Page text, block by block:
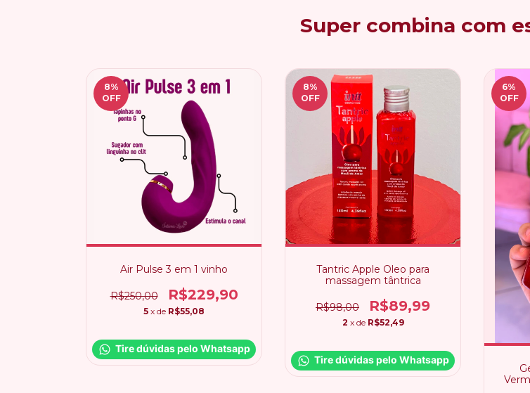
Super combina com
8%
OFF
Air Pulse 3 em 1 vinho
R$250,00 R$229,90
5 x de R$55,08
Tire dúvidas pelo Whatsapp
8%
OFF
Tantric Apple Oleo para
massagem tântrica
R$98,00 R$89,99
2 x de R$52,49
Tire dúvidas pelo Whatsapp
6%
OFF